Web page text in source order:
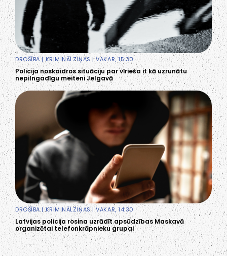
DROŠĪBA|KRIMINĀLZIŅAS | VAKAR, 15:30
Policija noskaidros situāciju par vīrieša it kā uzrunātu
nepilngadīgu meiteni Jelgavā
DROŠĪBA|KRIMINĀLZIŅAS| VAKAR, 14:30
Latvijas policija rosina uzrādīt apsūdzības Maskavā
organizētai telefonkrāpnieku grupai